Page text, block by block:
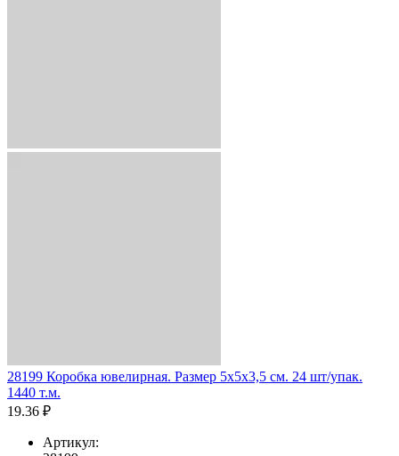
28199 Коробка ювелирная. Размер 5x5x3,5 см. 24 шт/упак.
1440 т.м.
19.36 ₽
Артикул: